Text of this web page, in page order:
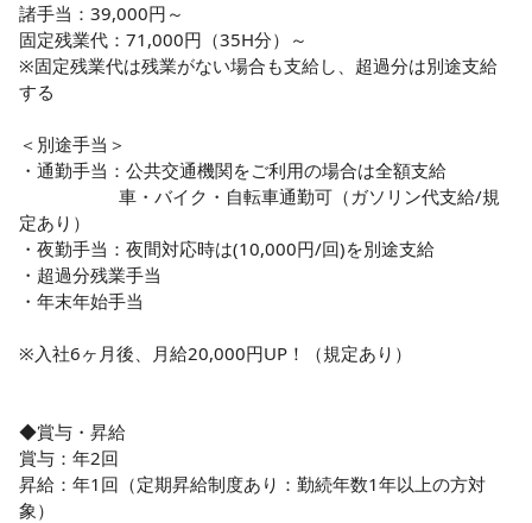
諸手当：39,000円～
固定残業代：71,000円（35H分）～
※固定残業代は残業がない場合も支給し、超過分は別途支給
する
＜別途手当＞
・通勤手当：公共交通機関をご利用の場合は全額支給
定あり）
・夜勤手当：夜間対応時は(10,000円/回)を別途支給
・超過分残業手当
・年末年始手当
※入社6ヶ月後、月給20,000円UP！（規定あり）
◆賞与・昇給
賞与：年2回
昇給：年1回（定期昇給制度あり：勤続年数1年以上の方対
象）